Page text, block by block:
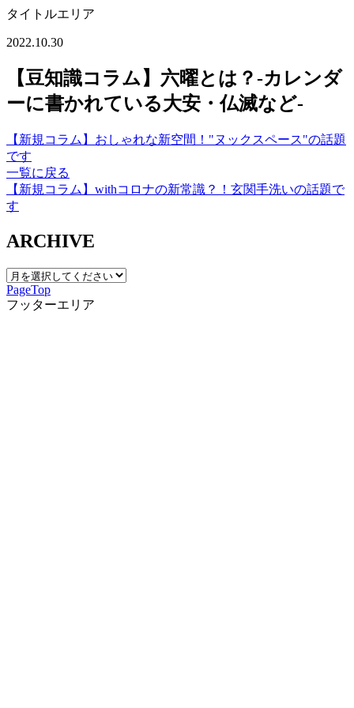
タイトルエリア
2022.10.30
【豆知識コラム】六曜とは？‐カレンダ
ーに書かれている大安・仏滅など‐
【新規コラム】おしゃれな新空間！"ヌックスペース"の話題
です
一覧に戻る
【新規コラム】withコロナの新常識？！玄関手洗いの話題で
す
ARCHIVE
PageTop
フッターエリア